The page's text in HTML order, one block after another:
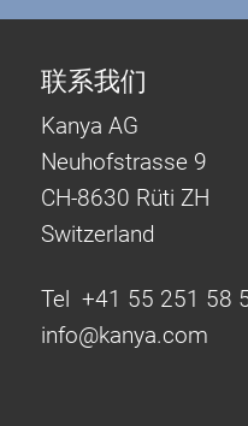
联系我们
Kanya AG
Neuhofstrasse 9
CH-8630 Rüti ZH
Switzerland
Tel +41 55 251 58
info@kanya.com